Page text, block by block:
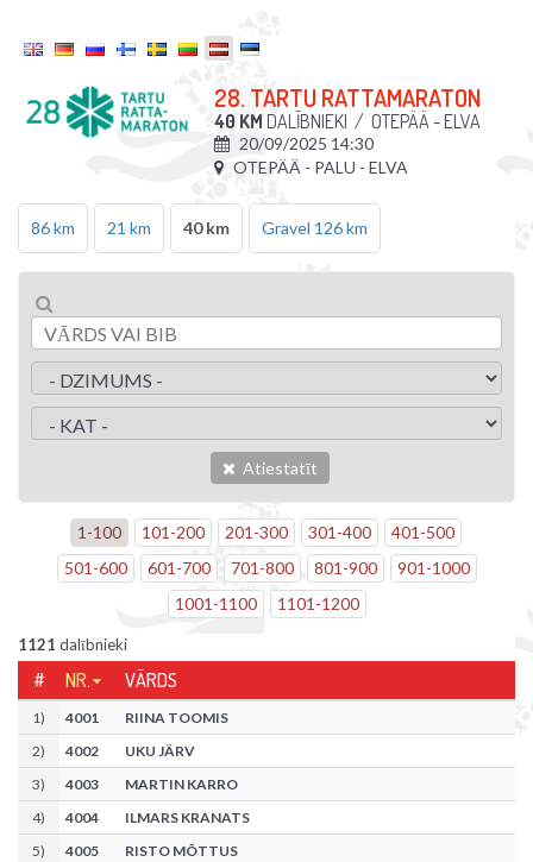
28. TARTU RATTAMARATON
40 KM DALĪBNIEKI / OTEPÄÄ - ELVA
20/09/2025 14:30
OTEPÄÄ - PALU - ELVA
86 km 21 km 40 km Gravel 126 km
Atiestatīt
1-100 101-200 201-300 301-400 401-500
501-600 601-700 701-800 801-900 901-1000
1001-1100 1101-1200
1121 dalībnieki
# NR. VĀRDS
1) 4001
RIINA TOOMIS
2) 4002
UKU JÄRV
3) 4003
MARTIN KARRO
4) 4004
ILMARS KRANATS
5) 4005
RISTO MÕTTUS